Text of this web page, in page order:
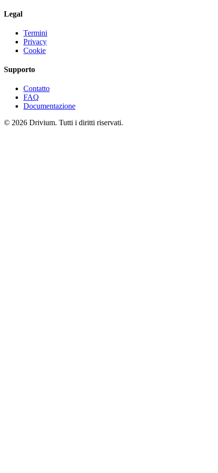
Legal
Termini
Privacy
Cookie
Supporto
Contatto
FAQ
Documentazione
© 2026 Drivium. Tutti i diritti riservati.